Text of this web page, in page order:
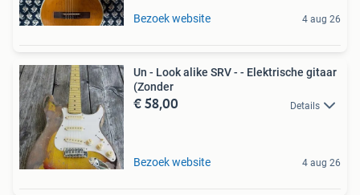
Bezoek website 4 aug 26
Un - Look alike SRV - - Elektrische gitaar
(Zonder
€ 58,00 Details
Bezoek website 4 aug 26